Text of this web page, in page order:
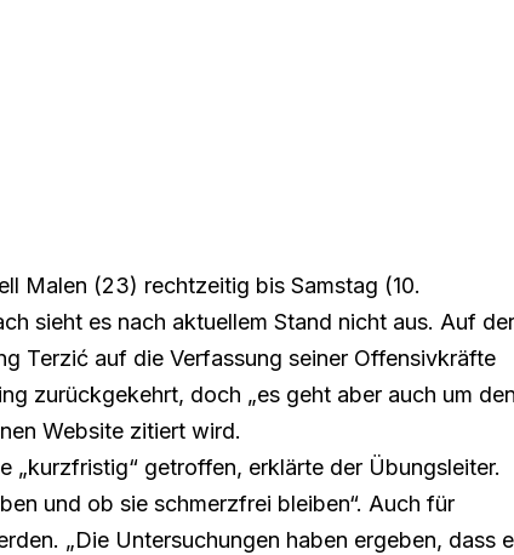
Malen (23) rechtzeitig bis Samstag (10.
sieht es nach aktuellem Stand nicht aus. Auf der
Terzić auf die Verfassung seiner Offensivkräfte
zurückgekehrt, doch „es geht aber auch um den
Website zitiert wird.
„kurzfristig“ getroffen, erklärte der Übungsleiter.
und ob sie schmerzfrei bleiben“. Auch für
„Die Untersuchungen haben ergeben, dass